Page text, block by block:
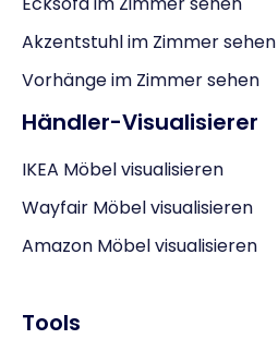
Akzentstuhl im Zimmer sehen
Vorhänge im Zimmer sehen
Händler-Visualisierer
IKEA Möbel visualisieren
Wayfair Möbel visualisieren
Amazon Möbel visualisieren
Tools